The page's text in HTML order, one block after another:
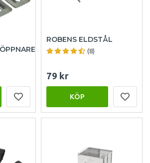
ROBENS ELDSTÅL
(8)
79 kr
KÖP